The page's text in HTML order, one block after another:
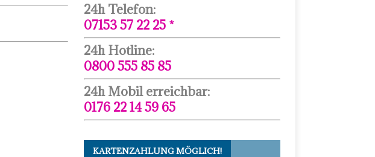
24h Telefon:
07153 57 22 25 *
24h Hotline:
0800 555 85 85
24h Mobil erreichbar:
0176 22 14 59 65
KARTENZAHLUNG MÖGLICH!